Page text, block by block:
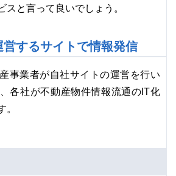
スと言って良いでしょう。
するサイトで情報発信
事業者が自社サイトの運営を行い
各社が不動産物件情報流通のIT化
。